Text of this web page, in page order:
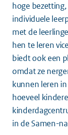
hoge
individuele
met de
hen te leren
biedt ook een
omdat ze
kunnen leren
hoeveel
in de Samen-